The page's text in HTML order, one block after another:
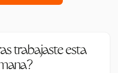
trabajaste esta